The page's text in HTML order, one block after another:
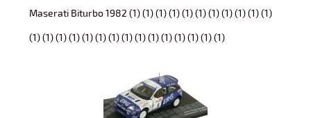
Maserati Biturbo 1982 (1) (1) (1) (1) (1) (1) (1) (1) (1) (1) (1)
(1) (1) (1) (1) (1) (1) (1) (1) (1) (1) (1) (1) (1) (1) (1)